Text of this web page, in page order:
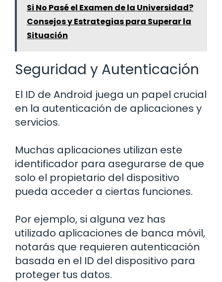
Si No Pasé el Examen de la Universidad?
Consejos y Estrategias para Superar la
Situación
Seguridad y Autenticación
El ID de Android juega un papel crucial
en la autenticación de aplicaciones y
servicios.
Muchas aplicaciones utilizan este
identificador para asegurarse de que
solo el propietario del dispositivo
pueda acceder a ciertas funciones.
Por ejemplo, si alguna vez has
utilizado aplicaciones de banca móvil,
notarás que requieren autenticación
basada en el ID del dispositivo para
proteger tus datos.